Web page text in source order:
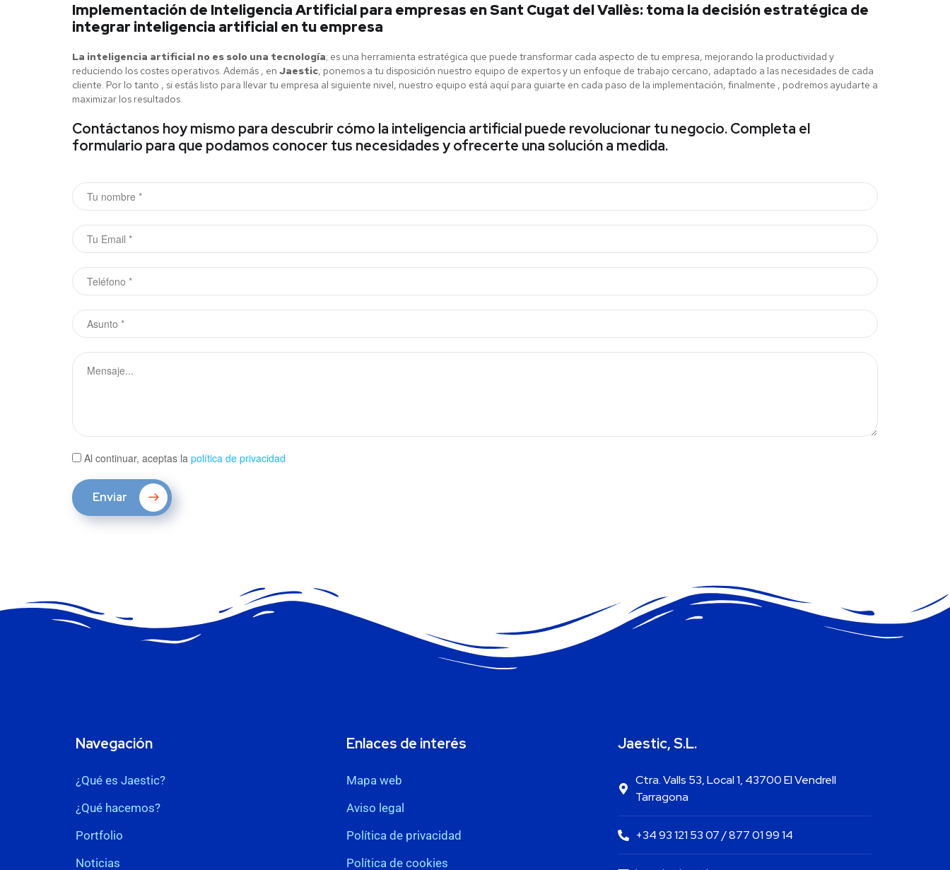
Implementación de Inteligencia Artificial para empresas en Sant Cugat del Vallès: toma la decisión estratégica de
integrar inteligencia artificial en tu empresa
La inteligencia artificial no es solo una tecnología; es una herramienta estratégica que puede transformar cada aspecto de tu empresa, mejorando la productividad y
reduciendo los costes operativos. Además , en Jaestic, ponemos a tu disposición nuestro equipo de expertos y un enfoque de trabajo cercano, adaptado a las necesidades de cada
cliente. Por lo tanto , si estás listo para llevar tu empresa al siguiente nivel, nuestro equipo está aquí para guiarte en cada paso de la implementación, finalmente , podremos ayudarte a
maximizar los resultados.
Contáctanos hoy mismo para descubrir cómo la inteligencia artificial puede revolucionar tu negocio. Completa el
formulario para que podamos conocer tus necesidades y ofrecerte una solución a medida.
Al continuar, aceptas la política de privacidad
Enviar
Navegación
¿Qué es Jaestic?
¿Qué hacemos?
Portfolio
Noticias
Enlaces de interés
Mapa web
Aviso legal
Política de privacidad
Política de cookies
Jaestic, S.L.
Ctra. Valls 53, Local 1, 43700 El Vendrell
Tarragona
+34 93 121 53 07 / 877 01 99 14